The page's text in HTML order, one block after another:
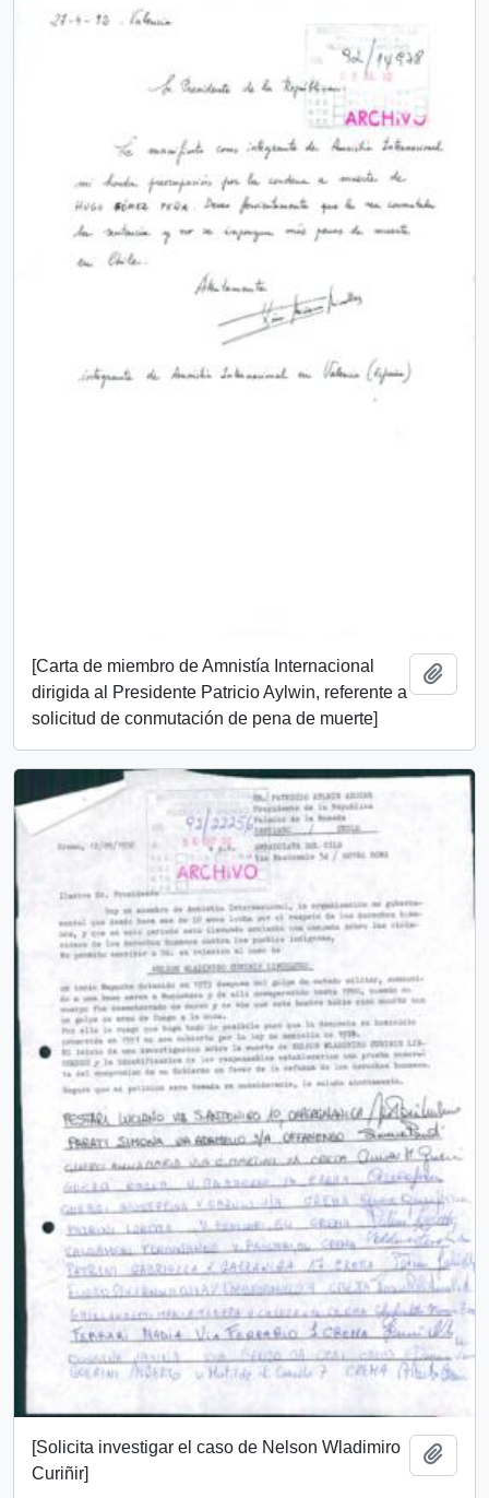
[Carta de miembro de Amnistía Internacional
dirigida al Presidente Patricio Aylwin, referente a
solicitud de conmutación de pena de muerte]
[Solicita investigar el caso de Nelson Wladimiro
Curiñir]